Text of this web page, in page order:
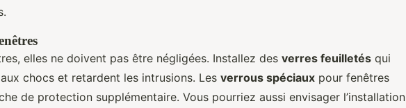
elles ne doivent pas être négligées. Installez des verres feuilletés qui
chocs et retardent les intrusions. Les verrous spéciaux pour fenêtres
de protection supplémentaire. Vous pourriez aussi envisager l’installation